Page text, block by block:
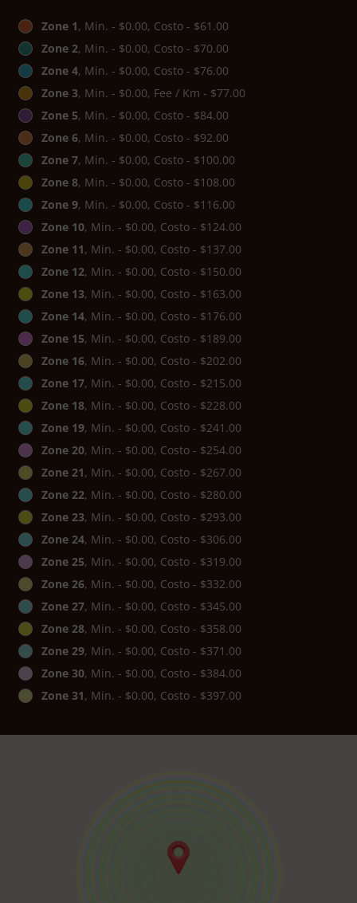
Zone 1, Min. - $0.00, Costo - $61.00
Zone 2, Min. - $0.00, Costo - $70.00
Zone 4, Min. - $0.00, Costo - $76.00
Zone 3, Min. - $0.00, Fee / Km - $77.00
Zone 5, Min. - $0.00, Costo - $84.00
Zone 6, Min. - $0.00, Costo - $92.00
Zone 7, Min. - $0.00, Costo - $100.00
Zone 8, Min. - $0.00, Costo - $108.00
Zone 9, Min. - $0.00, Costo - $116.00
Zone 10, Min. - $0.00, Costo - $124.00
Zone 11, Min. - $0.00, Costo - $137.00
Zone 12, Min. - $0.00, Costo - $150.00
Zone 13, Min. - $0.00, Costo - $163.00
Zone 14, Min. - $0.00, Costo - $176.00
Zone 15, Min. - $0.00, Costo - $189.00
Zone 16, Min. - $0.00, Costo - $202.00
Zone 17, Min. - $0.00, Costo - $215.00
Zone 18, Min. - $0.00, Costo - $228.00
Zone 19, Min. - $0.00, Costo - $241.00
Zone 20, Min. - $0.00, Costo - $254.00
Zone 21, Min. - $0.00, Costo - $267.00
Zone 22, Min. - $0.00, Costo - $280.00
Zone 23, Min. - $0.00, Costo - $293.00
Zone 24, Min. - $0.00, Costo - $306.00
Zone 25, Min. - $0.00, Costo - $319.00
Zone 26, Min. - $0.00, Costo - $332.00
Zone 27, Min. - $0.00, Costo - $345.00
Zone 28, Min. - $0.00, Costo - $358.00
Zone 29, Min. - $0.00, Costo - $371.00
Zone 30, Min. - $0.00, Costo - $384.00
Zone 31, Min. - $0.00, Costo - $397.00